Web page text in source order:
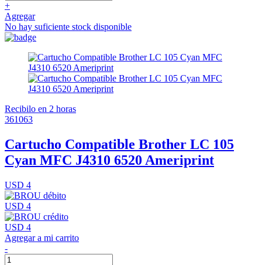
+
Agregar
No hay suficiente stock disponible
Recibilo en 2 horas
361063
Cartucho Compatible Brother LC 105
Cyan MFC J4310 6520 Ameriprint
USD 4
USD 4
USD 4
Agregar a mi carrito
-